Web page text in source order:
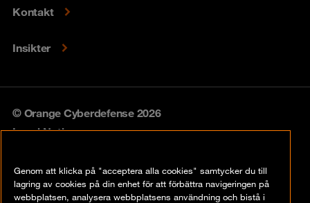
Kontakt
Insikter
© Orange Cyberdefense 2026
Legal Notice
Vulnerability policy
Genom att klicka på "acceptera alla cookies" samtycker du till
lagring av cookies på din enhet för att förbättra navigeringen på
webbplatsen, analysera webbplatsens användning och bistå i